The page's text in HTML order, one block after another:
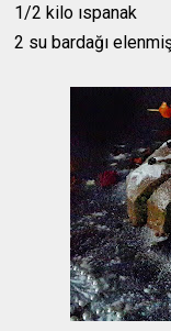
1/2 kilo ıspanak
2 su bardağı